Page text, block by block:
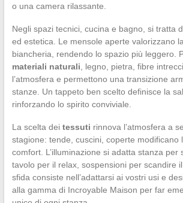
o una camera rilassante.
Negli spazi tecnici, cucina e bagno, si tratta
ed estetica. Le mensole aperte valorizzano
biancheria, rendendo lo spazio più leggero.
materiali naturali , legno, pietra, fibre
l’atmosfera e permettono una transizione
stanze. Un tappeto ben scelto definisce la
rinforzando lo spirito conviviale.
La scelta dei tessuti rinnova l’atmosfera a
stagione: tende, cuscini, coperte modificano
comfort. L’illuminazione si adatta stanza per
tavolo per il relax, sospensioni per scandire il
sfida consiste nell’adattarsi ai vostri usi e
alla gamma di Incroyable Maison per far